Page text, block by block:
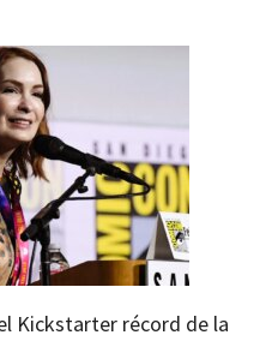
Kickstarter récord de la